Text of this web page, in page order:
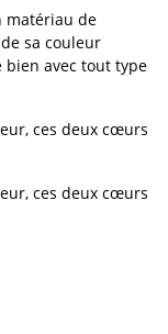
matériau de
sa couleur
avec tout type
ces deux cœurs
ces deux cœurs